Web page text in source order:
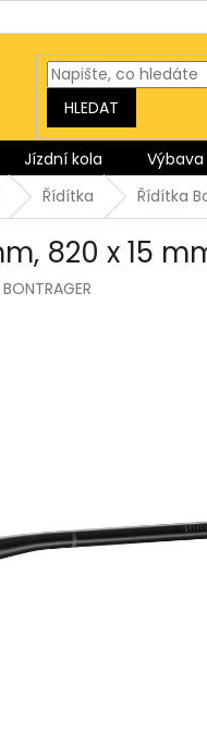
HLEDAT
Jízdní kola Výbava
Řídítka Řídítka
820 x 15
BONTRAGER